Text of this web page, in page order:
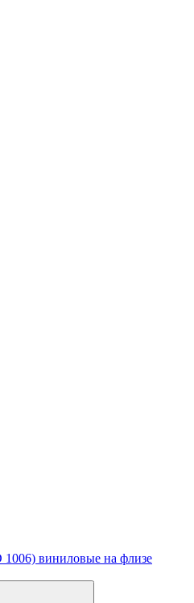
1006) виниловые на флизе